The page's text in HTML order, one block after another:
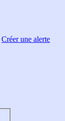
Créer une alerte